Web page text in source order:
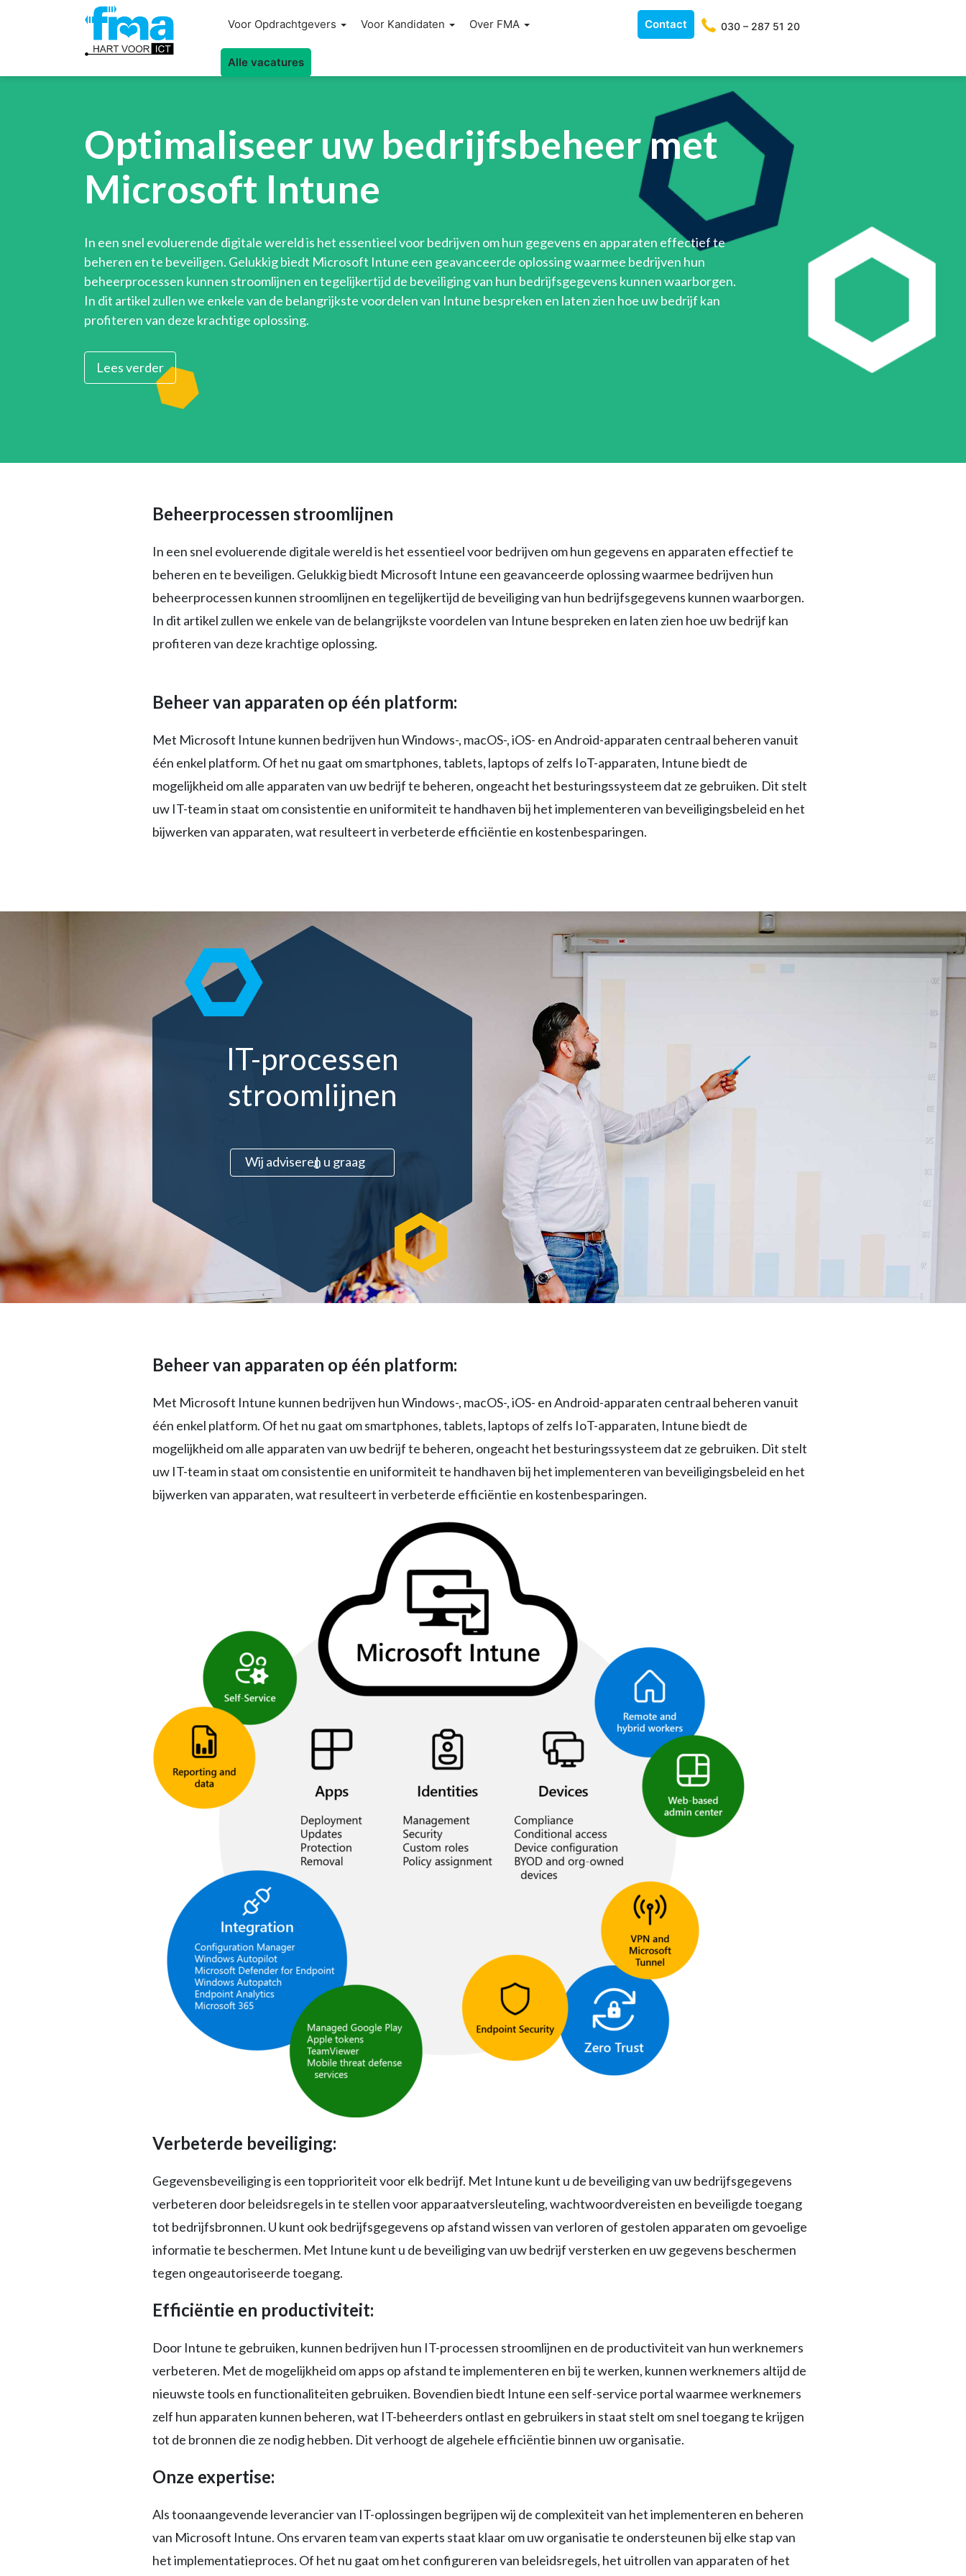
Voor Opdrachtgevers Voor Kandidaten Over FMA Contact 030 – 287 51 20
Alle vacatures
Optimaliseer uw bedrijfsbeheer met
Microsoft Intune
In een snel evoluerende digitale wereld is het essentieel voor bedrijven om hun gegevens en apparaten effectief te
beheren en te beveiligen. Gelukkig biedt Microsoft Intune een geavanceerde oplossing waarmee bedrijven hun
beheerprocessen kunnen stroomlijnen en tegelijkertijd de beveiliging van hun bedrijfsgegevens kunnen waarborgen.
In dit artikel zullen we enkele van de belangrijkste voordelen van Intune bespreken en laten zien hoe uw bedrijf kan
profiteren van deze krachtige oplossing.
Lees verder
Beheerprocessen stroomlijnen
In een snel evoluerende digitale wereld is het essentieel voor bedrijven om hun gegevens en apparaten effectief te
beheren en te beveiligen. Gelukkig biedt Microsoft Intune een geavanceerde oplossing waarmee bedrijven hun
beheerprocessen kunnen stroomlijnen en tegelijkertijd de beveiliging van hun bedrijfsgegevens kunnen waarborgen.
In dit artikel zullen we enkele van de belangrijkste voordelen van Intune bespreken en laten zien hoe uw bedrijf kan
profiteren van deze krachtige oplossing.
Beheer van apparaten op één platform:
Met Microsoft Intune kunnen bedrijven hun Windows-, macOS-, iOS- en Android-apparaten centraal beheren vanuit
één enkel platform. Of het nu gaat om smartphones, tablets, laptops of zelfs IoT-apparaten, Intune biedt de
mogelijkheid om alle apparaten van uw bedrijf te beheren, ongeacht het besturingssysteem dat ze gebruiken. Dit stelt
uw IT-team in staat om consistentie en uniformiteit te handhaven bij het implementeren van beveiligingsbeleid en het
bijwerken van apparaten, wat resulteert in verbeterde efficiëntie en kostenbesparingen.
IT-processen
stroomlijnen
Wij adviseren u graag
Beheer van apparaten op één platform:
Met Microsoft Intune kunnen bedrijven hun Windows-, macOS-, iOS- en Android-apparaten centraal beheren vanuit
één enkel platform. Of het nu gaat om smartphones, tablets, laptops of zelfs IoT-apparaten, Intune biedt de
mogelijkheid om alle apparaten van uw bedrijf te beheren, ongeacht het besturingssysteem dat ze gebruiken. Dit stelt
uw IT-team in staat om consistentie en uniformiteit te handhaven bij het implementeren van beveiligingsbeleid en het
bijwerken van apparaten, wat resulteert in verbeterde efficiëntie en kostenbesparingen.
Verbeterde beveiliging:
Gegevensbeveiliging is een topprioriteit voor elk bedrijf. Met Intune kunt u de beveiliging van uw bedrijfsgegevens
verbeteren door beleidsregels in te stellen voor apparaatversleuteling, wachtwoordvereisten en beveiligde toegang
tot bedrijfsbronnen. U kunt ook bedrijfsgegevens op afstand wissen van verloren of gestolen apparaten om gevoelige
informatie te beschermen. Met Intune kunt u de beveiliging van uw bedrijf versterken en uw gegevens beschermen
tegen ongeautoriseerde toegang.
Efficiëntie en productiviteit:
Door Intune te gebruiken, kunnen bedrijven hun IT-processen stroomlijnen en de productiviteit van hun werknemers
verbeteren. Met de mogelijkheid om apps op afstand te implementeren en bij te werken, kunnen werknemers altijd de
nieuwste tools en functionaliteiten gebruiken. Bovendien biedt Intune een self-service portal waarmee werknemers
zelf hun apparaten kunnen beheren, wat IT-beheerders ontlast en gebruikers in staat stelt om snel toegang te krijgen
tot de bronnen die ze nodig hebben. Dit verhoogt de algehele efficiëntie binnen uw organisatie.
Onze expertise:
Als toonaangevende leverancier van IT-oplossingen begrijpen wij de complexiteit van het implementeren en beheren
van Microsoft Intune. Ons ervaren team van experts staat klaar om uw organisatie te ondersteunen bij elke stap van
het implementatieproces. Of het nu gaat om het configureren van beleidsregels, het uitrollen van apparaten of het